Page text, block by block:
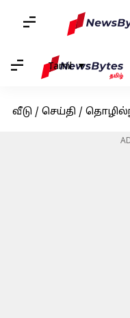
Tamil
வீடு / செய்தி /